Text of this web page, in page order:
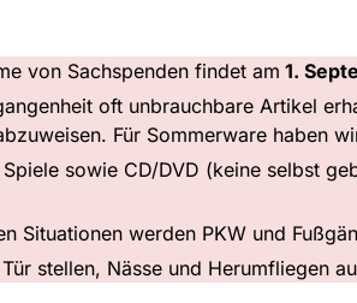
von Sachspenden findet am 1.
oft unbrauchbare Artikel
Für Sommerware haben
sowie CD/DVD (keine selbst
Situationen werden PKW und
stellen, Nässe und Herumfliegen